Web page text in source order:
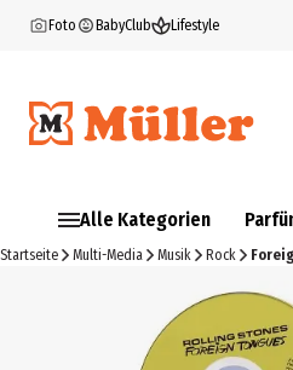
Foto BabyClub Lifestyle
Alle Kategorien
Startseite Multi-Media Musik Rock